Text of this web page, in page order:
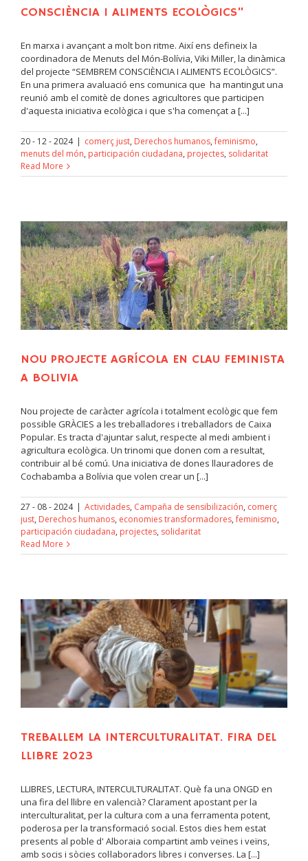
CONSCIÈNCIA I ALIMENTS ECOLÒGICS”
En marxa i avançant a molt bon ritme. Així ens defineix la
coordinadora de Menuts del Món-Bolívia, Viki Miller, la dinàmica
del projecte “SEMBREM CONSCIÈNCIA I ALIMENTS ECOLÒGICS”.
En una primera avaluació ens comunica que ha mantingut una
reunió amb el comitè de dones agricultores que participen
d'aquesta iniciativa ecològica i que s'ha començat a [...]
20 - 12 - 2024 comerç just, Derechos humanos,feminismo,
menuts del món, participación ciudadana, projectes, solidaritat
Read More
NOU PROJECTE AGRÍCOLA EN CLAU FEMINISTA
A BOLIVIA
Nou projecte de caràcter agrícola i totalment ecològic que fem
possible GRÀCIES a les treballadores i treballadors de Caixa
Popular. Es tracta d'ajuntar salut, respecte al medi ambient i
agricultura ecològica. Un trinomi que donen com a resultat,
contribuir al bé comú. Una iniciativa de dones llauradores de
Cochabamba a Bolívia que volen crear un [...]
27 - 08 - 2024 | Actividades, Campaña de sensibilización, comerç
just, Derechos humanos, economies transformadores,feminismo,
participación ciudadana, projectes, solidaritat
Read More
TREBALLEM LA INTERCULTURALITAT. FIRA DEL
LLIBRE 2023
LLIBRES, LECTURA, INTERCULTURALITAT. Què fa una ONGD en
una fira del llibre en valencià? Clarament apostant per la
interculturalitat, per la cultura com a una ferramenta potent,
poderosa per la transformació social. Estos dies hem estat
presents al poble d' Alboraia compartint amb veïnes i veïns,
amb socis i sòcies col·laboradors libres i converses. La [...]